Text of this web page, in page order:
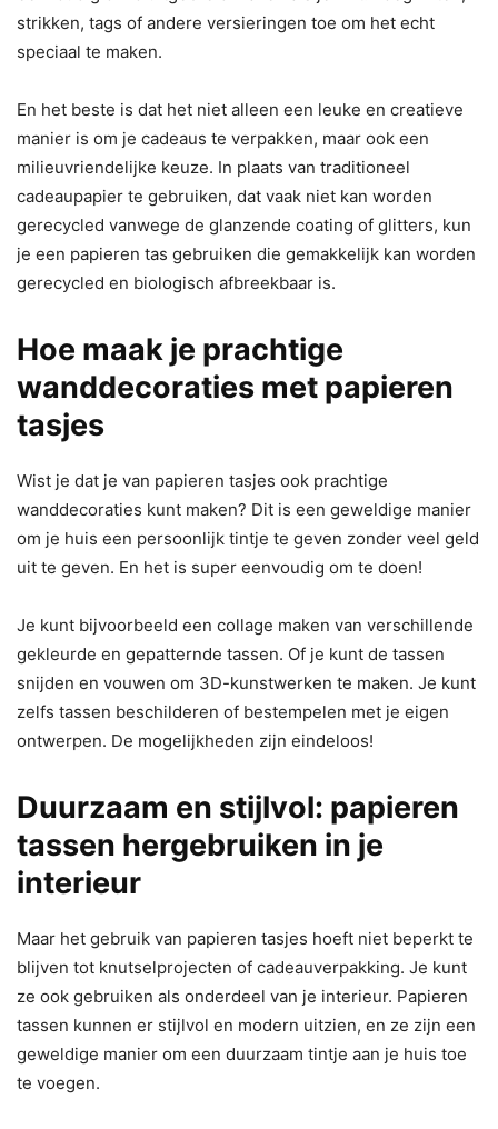
strikken, tags of andere versieringen toe om het echt
speciaal te maken.
En het beste is dat het niet alleen een leuke en creatieve
manier is om je cadeaus te verpakken, maar ook een
milieuvriendelijke keuze. In plaats van traditioneel
cadeaupapier te gebruiken, dat vaak niet kan worden
gerecycled vanwege de glanzende coating of glitters, kun
je een papieren tas gebruiken die gemakkelijk kan worden
gerecycled en biologisch afbreekbaar is.
Hoe maak je prachtige
wanddecoraties met papieren
tasjes
Wist je dat je van papieren tasjes ook prachtige
wanddecoraties kunt maken? Dit is een geweldige manier
om je huis een persoonlijk tintje te geven zonder veel geld
uit te geven. En het is super eenvoudig om te doen!
Je kunt bijvoorbeeld een collage maken van verschillende
gekleurde en gepatternde tassen. Of je kunt de tassen
snijden en vouwen om 3D-kunstwerken te maken. Je kunt
zelfs tassen beschilderen of bestempelen met je eigen
ontwerpen. De mogelijkheden zijn eindeloos!
Duurzaam en stijlvol: papieren
tassen hergebruiken in je
interieur
Maar het gebruik van papieren tasjes hoeft niet beperkt te
blijven tot knutselprojecten of cadeauverpakking. Je kunt
ze ook gebruiken als onderdeel van je interieur. Papieren
tassen kunnen er stijlvol en modern uitzien, en ze zijn een
geweldige manier om een duurzaam tintje aan je huis toe
te voegen.